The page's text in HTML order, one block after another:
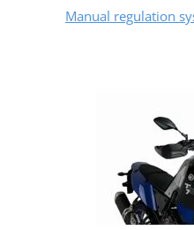
Manual regulation